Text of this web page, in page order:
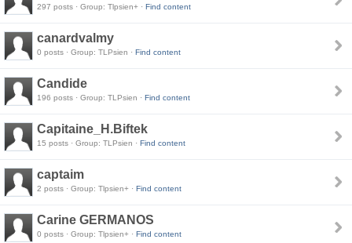
297 posts · Group: Tlpsien+ · Find content
canardvalmy
0 posts · Group: TLPsien · Find content
Candide
196 posts · Group: TLPsien · Find content
Capitaine_H.Biftek
15 posts · Group: TLPsien · Find content
captaim
2 posts · Group: Tlpsien+ · Find content
Carine GERMANOS
0 posts · Group: Tlpsien+ · Find content